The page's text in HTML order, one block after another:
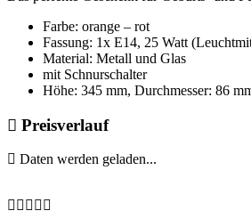
Farbe: orange – rot
Fassung: 1x E14, 25 Watt
Material: Metall und Glas
mit Schnurschalter
Höhe: 345 mm, Durchmesser: 86
Preisverlauf
Daten werden geladen...